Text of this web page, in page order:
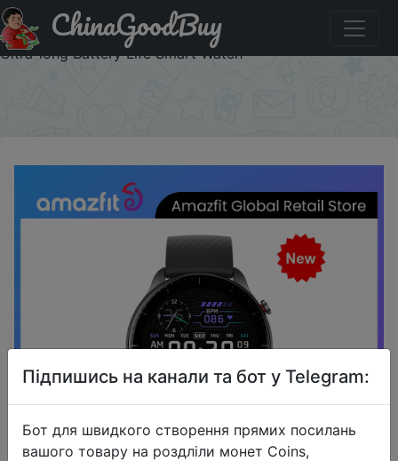
Придбати по знижці QEHKW9PKYFO4 2022 New Amazfit
Gtr 2 Smartwatch Alexa Built-in Curved Bezel-less Design
Ultra-long Battery Life Smart Watch
ChinaGoodBuy
Підпишись на канали та бот у Telegram:
Бот для швидкого створення прямих посилань
вашого товару на роздліли монет Coins,